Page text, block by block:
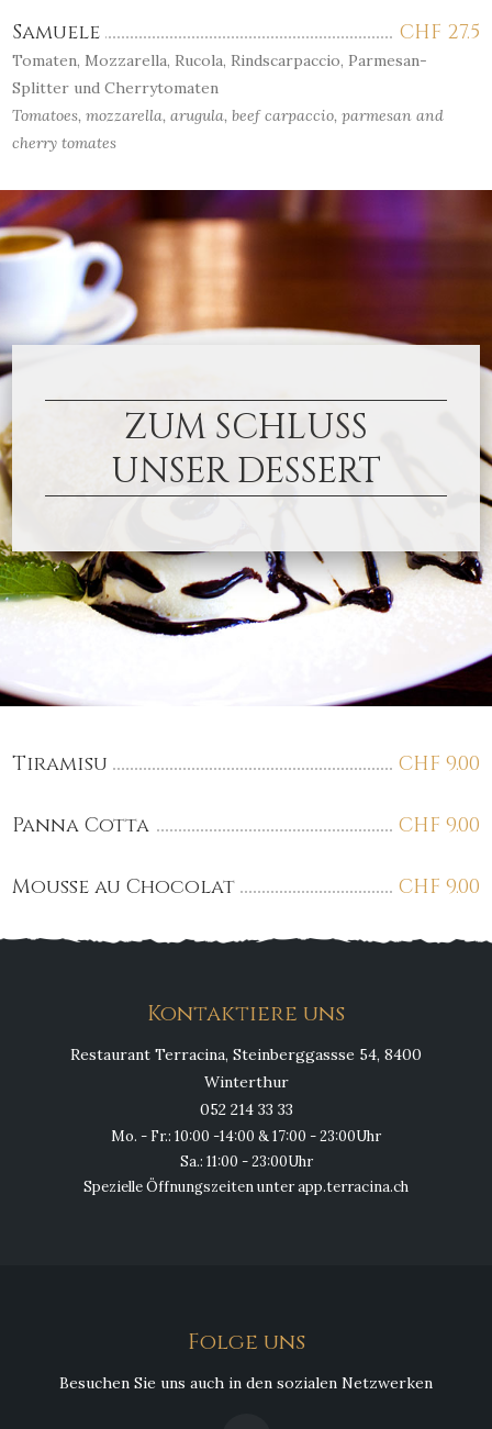
CHF 27.5
Samuele
Tomaten, Mozzarella, Rucola, Rindscarpaccio, Parmesan-
Splitter und Cherrytomaten
Tomatoes, mozzarella, arugula, beef carpaccio, parmesan and
cherry tomates
ZUM SCHLUSS
UNSER DESSERT
CHF 9.00
Tiramisu
CHF 9.00
Panna Cotta
CHF 9.00
Mousse au Chocolat
Kontaktiere uns
Restaurant Terracina, Steinberggassse 54, 8400
Winterthur
052 214 33 33
Mo. - Fr.: 10:00 -14:00 & 17:00 - 23:00Uhr
Sa.: 11:00 - 23:00Uhr
Spezielle Öffnungszeiten unter app.terracina.ch
Folge uns
Besuchen Sie uns auch in den sozialen Netzwerken